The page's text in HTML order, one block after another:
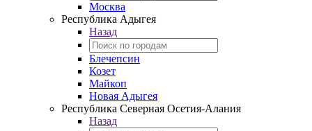
Москва
Республика Адыгея
Назад
Блечепсин
Козет
Майкоп
Новая Адыгея
Республика Северная Осетия-Алания
Назад